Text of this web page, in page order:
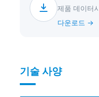
제품 데이터
다운로드 →
기술 사양